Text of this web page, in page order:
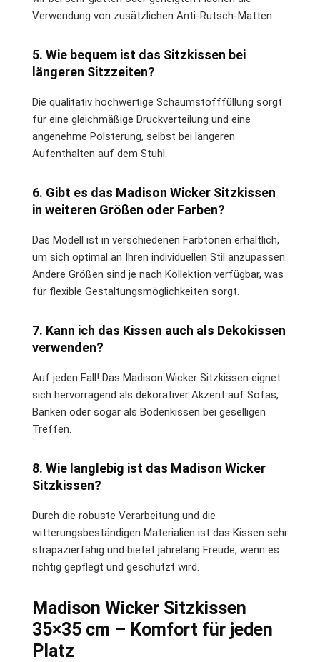
Verwendung von zusätzlichen Anti-Rutsch-Matten.
5. Wie bequem ist das Sitzkissen bei
längeren Sitzzeiten?
Die qualitativ hochwertige Schaumstofffüllung sorgt
für eine gleichmäßige Druckverteilung und eine
angenehme Polsterung, selbst bei längeren
Aufenthalten auf dem Stuhl.
6. Gibt es das Madison Wicker Sitzkissen
in weiteren Größen oder Farben?
Das Modell ist in verschiedenen Farbtönen erhältlich,
um sich optimal an Ihren individuellen Stil anzupassen.
Andere Größen sind je nach Kollektion verfügbar, was
für flexible Gestaltungsmöglichkeiten sorgt.
7. Kann ich das Kissen auch als Dekokissen
verwenden?
Auf jeden Fall! Das Madison Wicker Sitzkissen eignet
sich hervorragend als dekorativer Akzent auf Sofas,
Bänken oder sogar als Bodenkissen bei geselligen
Treffen.
8. Wie langlebig ist das Madison Wicker
Sitzkissen?
Durch die robuste Verarbeitung und die
witterungsbeständigen Materialien ist das Kissen sehr
strapazierfähig und bietet jahrelang Freude, wenn es
richtig gepflegt und geschützt wird.
Madison Wicker Sitzkissen
35×35 cm – Komfort für jeden
Platz